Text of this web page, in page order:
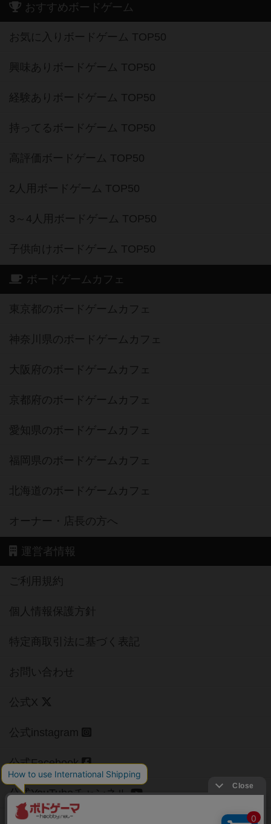
おすすめボードゲーム
お気に入りボードゲーム TOP50
興味ありボードゲーム TOP50
経験ありボードゲーム TOP50
持ってるボードゲーム TOP50
高評価ボードゲーム TOP50
2人用ボードゲーム TOP50
3～4人用ボードゲーム TOP50
子供向けボードゲーム TOP50
ボードゲームカフェ
東京都のボードゲームカフェ
神奈川県のボードゲームカフェ
大阪府のボードゲームカフェ
京都府のボードゲームカフェ
愛知県のボードゲームカフェ
福岡県のボードゲームカフェ
北海道のボードゲームカフェ
オーナー・店長の方へ
運営者情報
ご利用規約
個人情報保護方針
特定商取引法に基づく表記
お問い合わせ
公式X
公式instagram
公式Facebook
公式YouTubeチャンネル